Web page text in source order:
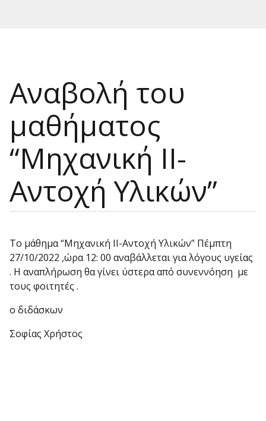
Αναβολή του
μαθήματος
“Μηχανική ΙΙ-
Αντοχή Υλικών”
Το μάθημα “Μηχανική ΙΙ-Αντοχή Υλικών” Πέμπτη
27/10/2022 ,ώρα 12: 00 αναβάλλεται για λόγους υγείας
. Η αναπλήρωση θα γίνει ύστερα από συνεννόηση με
τους φοιτητές .
ο διδάσκων
Σοφίας Χρήστος